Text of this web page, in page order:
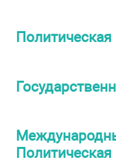
Политическая